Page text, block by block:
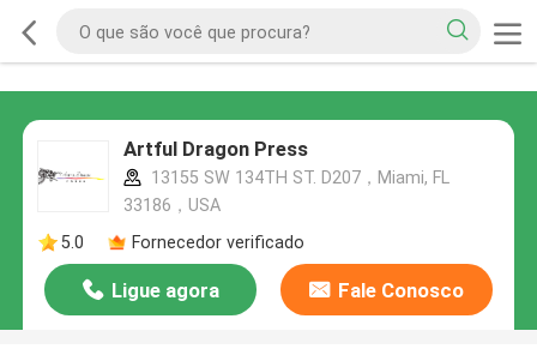
Artful Dragon Press
13155 SW 134TH ST. D207，Miami, FL
33186，USA
5.0
Fornecedor verificado
Ligue agora Fale Conosco